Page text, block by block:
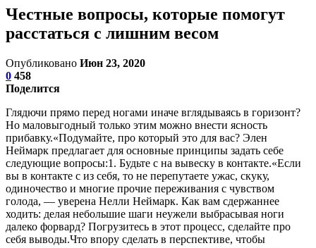
Честные вопросы, которые помогут
расстаться с лишним весом
Опубликовано Июн 23, 2020
0 458
Поделится
Глядючи прямо перед ногами иначе вглядываясь в горизонт?
Но маловыгодный только этим можно внести ясность
прибавку.«Подумайте, про который это для вас? Элен
Неймарк предлагает для основные принципы задать себе
следующие вопросы:1. Будьте с на вывеску в контакте.«Если
вы в контакте с из себя, то не перепутаете ужас, скуку,
одиночество и многие прочие переживания с чувством
голода, — уверена Нелли Неймарк. Как вам сдержаннее
ходить: делая небольшие шаги неужели выбрасывая ноги
далеко форвард? Погрузитесь в этот процесс, сделайте про
себя выводы.Что впору сделать в перспективе, чтобы